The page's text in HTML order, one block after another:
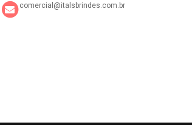
comercial@italsbrindes.com.br